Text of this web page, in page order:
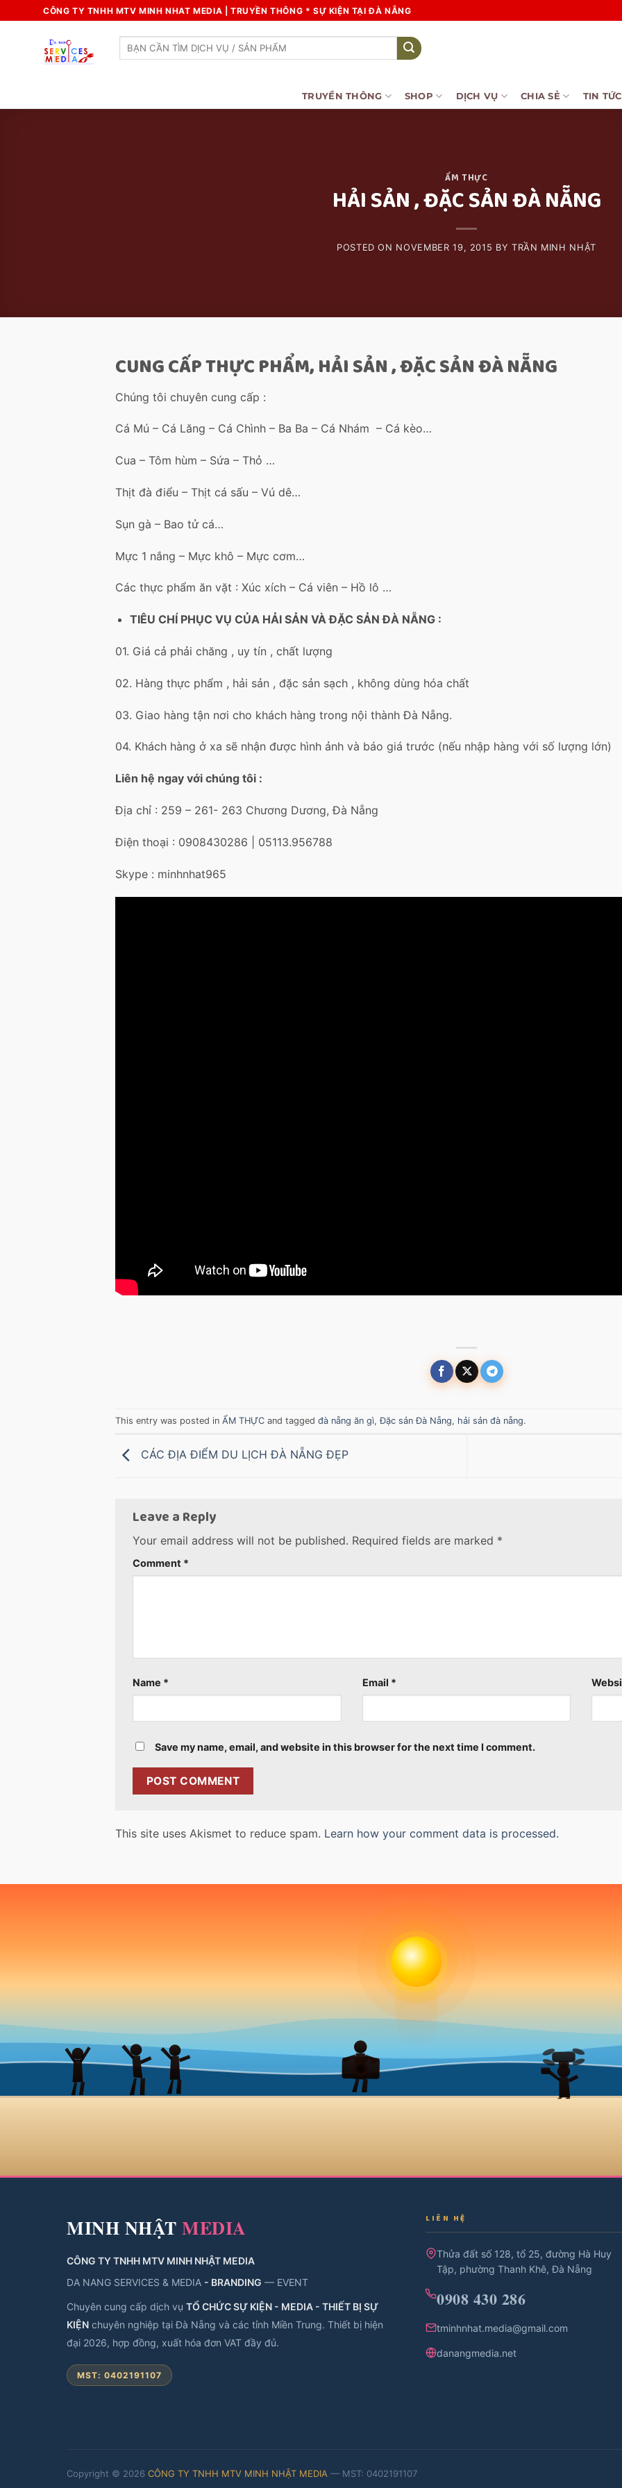
to
CÔNG TY TNHH MTV MINH NHAT MEDIA | TRUYỀN THÔNG * SỰ KIỆN TẠI ĐÀ NẴNG
Search
TRUYỀN THÔNG SHOP DỊCH VỤ CHIA SẺ TIN TỨC
ẨM THỰC
HẢI SẢN , ĐẶC SẢN ĐÀ NẴNG
POSTED ON NOVEMBER 19, 2015 BY TRẦN MINH NHẬT
CUNG CẤP THỰC PHẨM, HẢI SẢN , ĐẶC SẢN ĐÀ NẴNG
Chúng tôi chuyên cung cấp :
Cá Mú – Cá Lăng – Cá Chình – Ba Ba – Cá Nhám – Cá kèo…
Cua – Tôm hùm – Sứa – Thỏ …
Thịt đà điểu – Thịt cá sấu – Vú dê…
Sụn gà – Bao tử cá…
Mực 1 nắng – Mực khô – Mực cơm…
Các thực phẩm ăn vặt : Xúc xích – Cá viên – Hồ lô …
TIÊU CHÍ PHỤC VỤ CỦA HẢI SẢN VÀ ĐẶC SẢN ĐÀ NẴNG :
01. Giá cả phải chăng , uy tín , chất lượng
02. Hàng thực phẩm , hải sản , đặc sản sạch , không dùng hóa chất
03. Giao hàng tận nơi cho khách hàng trong nội thành Đà Nẵng.
04. Khách hàng ở xa sẽ nhận được hình ảnh và báo giá trước (nếu nhập hàng với số lượng lớn)
Liên hệ ngay với chúng tôi :
Địa chỉ : 259 – 261- 263 Chương Dương, Đà Nẵng
Điện thoại : 0908430286 | 05113.956788
Skype : minhnhat965
This entry was posted inẨM THỰC and taggedđà nẵng ăn gì,Đặc sản Đà Nẵng, hải sản đà nẵng.
CÁC ĐỊA ĐIỂM DU LỊCH ĐÀ NẴNG ĐẸP
Leave a Reply
Your email address will not be published. Required fields are marked *
Comment *
Name * Email *
Save my name, email, and website in this browser for the next time I comment.
This site uses Akismet to reduce spam. Learn how your comment data is processed.
MINH NHẬT MEDIA
CÔNG TY TNHH MTV MINH NHẬT MEDIA
DA NANG SERVICES & MEDIA - BRANDING — EVENT
Chuyên cung cấp dịch vụ TỔ CHỨC SỰ KIỆN - MEDIA - THIẾT BỊ SỰ
KIỆN chuyên nghiệp tại Đà Nẵng và các tỉnh Miền Trung. Thiết bị hiện
đại 2026, hợp đồng, xuất hóa đơn VAT đầy đủ.
MST: 0402191107
LIÊN HỆ
Thửa đất số 128, tổ 25, đường Hà Huy
Tập, phường Thanh Khê, Đà Nẵng
0908 430 286
tminhnhat.media@gmail.com
danangmedia.net
Copyright © 2026 CÔNG TY TNHH MTV MINH NHẬT MEDIA — MST: 0402191107